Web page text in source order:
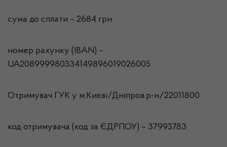
сума до сплати – 2684 грн.
номер рахунку (IBAN) –
UA208999980334149896019026005
Отримувач ГУК у м.Києві/Дніпров.р-н/22011800
код отримувача (код за ЄДРПОУ) – 37993783